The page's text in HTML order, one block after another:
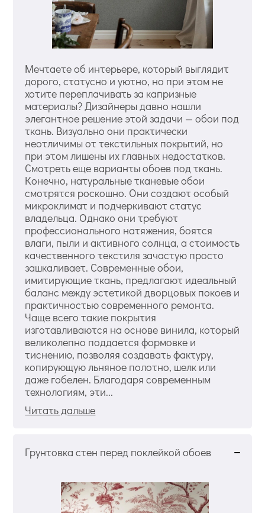
Мечтаете об интерьере, который выглядит
дорого, статусно и уютно, но при этом не
хотите переплачивать за капризные
материалы? Дизайнеры давно нашли
элегантное решение этой задачи — обои под
ткань. Визуально они практически
неотличимы от текстильных покрытий, но
при этом лишены их главных недостатков.
Смотреть еще варианты обоев под ткань.
Конечно, натуральные тканевые обои
смотрятся роскошно. Они создают особый
микроклимат и подчеркивают статус
владельца. Однако они требуют
профессионального натяжения, боятся
влаги, пыли и активного солнца, а стоимость
качественного текстиля зачастую просто
зашкаливает. Современные обои,
имитирующие ткань, предлагают идеальный
баланс между эстетикой дворцовых покоев и
практичностью современного ремонта.
Чаще всего такие покрытия
изготавливаются на основе винила, который
великолепно поддается формовке и
тиснению, позволяя создавать фактуру,
копирующую льняное полотно, шелк или
даже гобелен. Благодаря современным
технологиям, эти...
Читать дальше
Грунтовка стен перед поклейкой обоев